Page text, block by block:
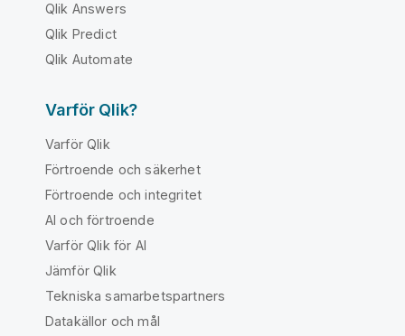
Qlik Answers
Qlik Predict
Qlik Automate
Varför Qlik?
Varför Qlik
Förtroende och säkerhet
Förtroende och integritet
AI och förtroende
Varför Qlik för AI
Jämför Qlik
Tekniska samarbetspartners
Datakällor och mål